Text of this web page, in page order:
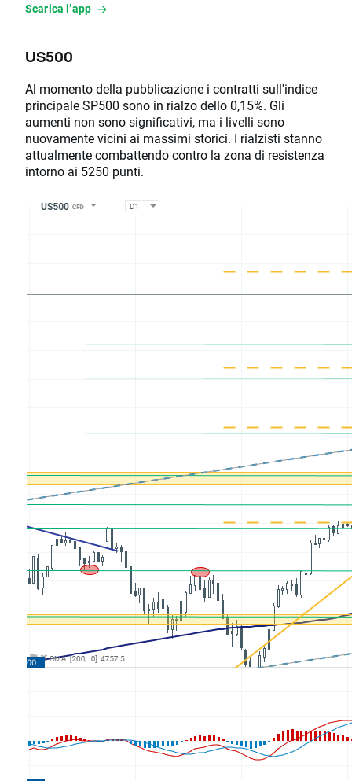
Scarica l’app
US500
Al momento della pubblicazione i contratti sull'indice
principale SP500 sono in rialzo dello 0,15%. Gli
aumenti non sono significativi, ma i livelli sono
nuovamente vicini ai massimi storici. I rialzisti stanno
attualmente combattendo contro la zona di resistenza
intorno ai 5250 punti.